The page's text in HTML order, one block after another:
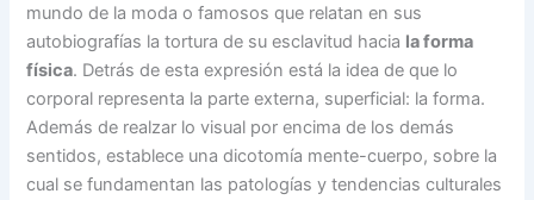
mundo de la moda o famosos que relatan en sus
autobiografías la tortura de su esclavitud hacia la forma
física. Detrás de esta expresión está la idea de que lo
corporal representa la parte externa, superficial: la forma.
Además de realzar lo visual por encima de los demás
sentidos, establece una dicotomía mente-cuerpo, sobre la
cual se fundamentan las patologías y tendencias culturales